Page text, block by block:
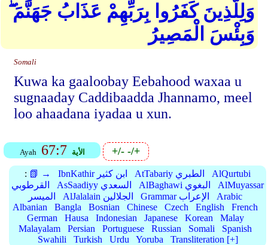
وَلِلَّذِينَ كَفَرُوا بِرَبِّهِمْ عَذَابُ جَهَنَّمَ ۖ
وَبِئْسَ الْمَصِيرُ
Somali
Kuwa ka gaaloobay Eebahood waxaa u
sugnaaday Caddibaadda Jhannamo, meel
loo ahaadana iyadaa u xun.
Ayah 67:7 الأية +/--/+
: 📗 → IbnKathir ابن كثير AtTabariy الطبري
AlQurtubi
القرطوبي
AsSaadiyy السعدي AlBaghawi البغوي
AlMuyassar
الميسر
AlJalalain الجلالين Grammar الإعراب
Arabic
Albanian
Bangla Bosnian Chinese Czech English
French
German
Hausa Indonesian Japanese Korean
Malay
Malayalam
Persian Portuguese Russian Somali
Spanish
Swahili
Turkish Urdu Yoruba Transliteration [+]